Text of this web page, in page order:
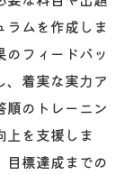
ラムを作成しま
フィードバッ
、着実な実力ア
順のトレーニン
上を支援しま
目標達成までの